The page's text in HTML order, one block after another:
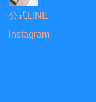
公式LINE
instagram